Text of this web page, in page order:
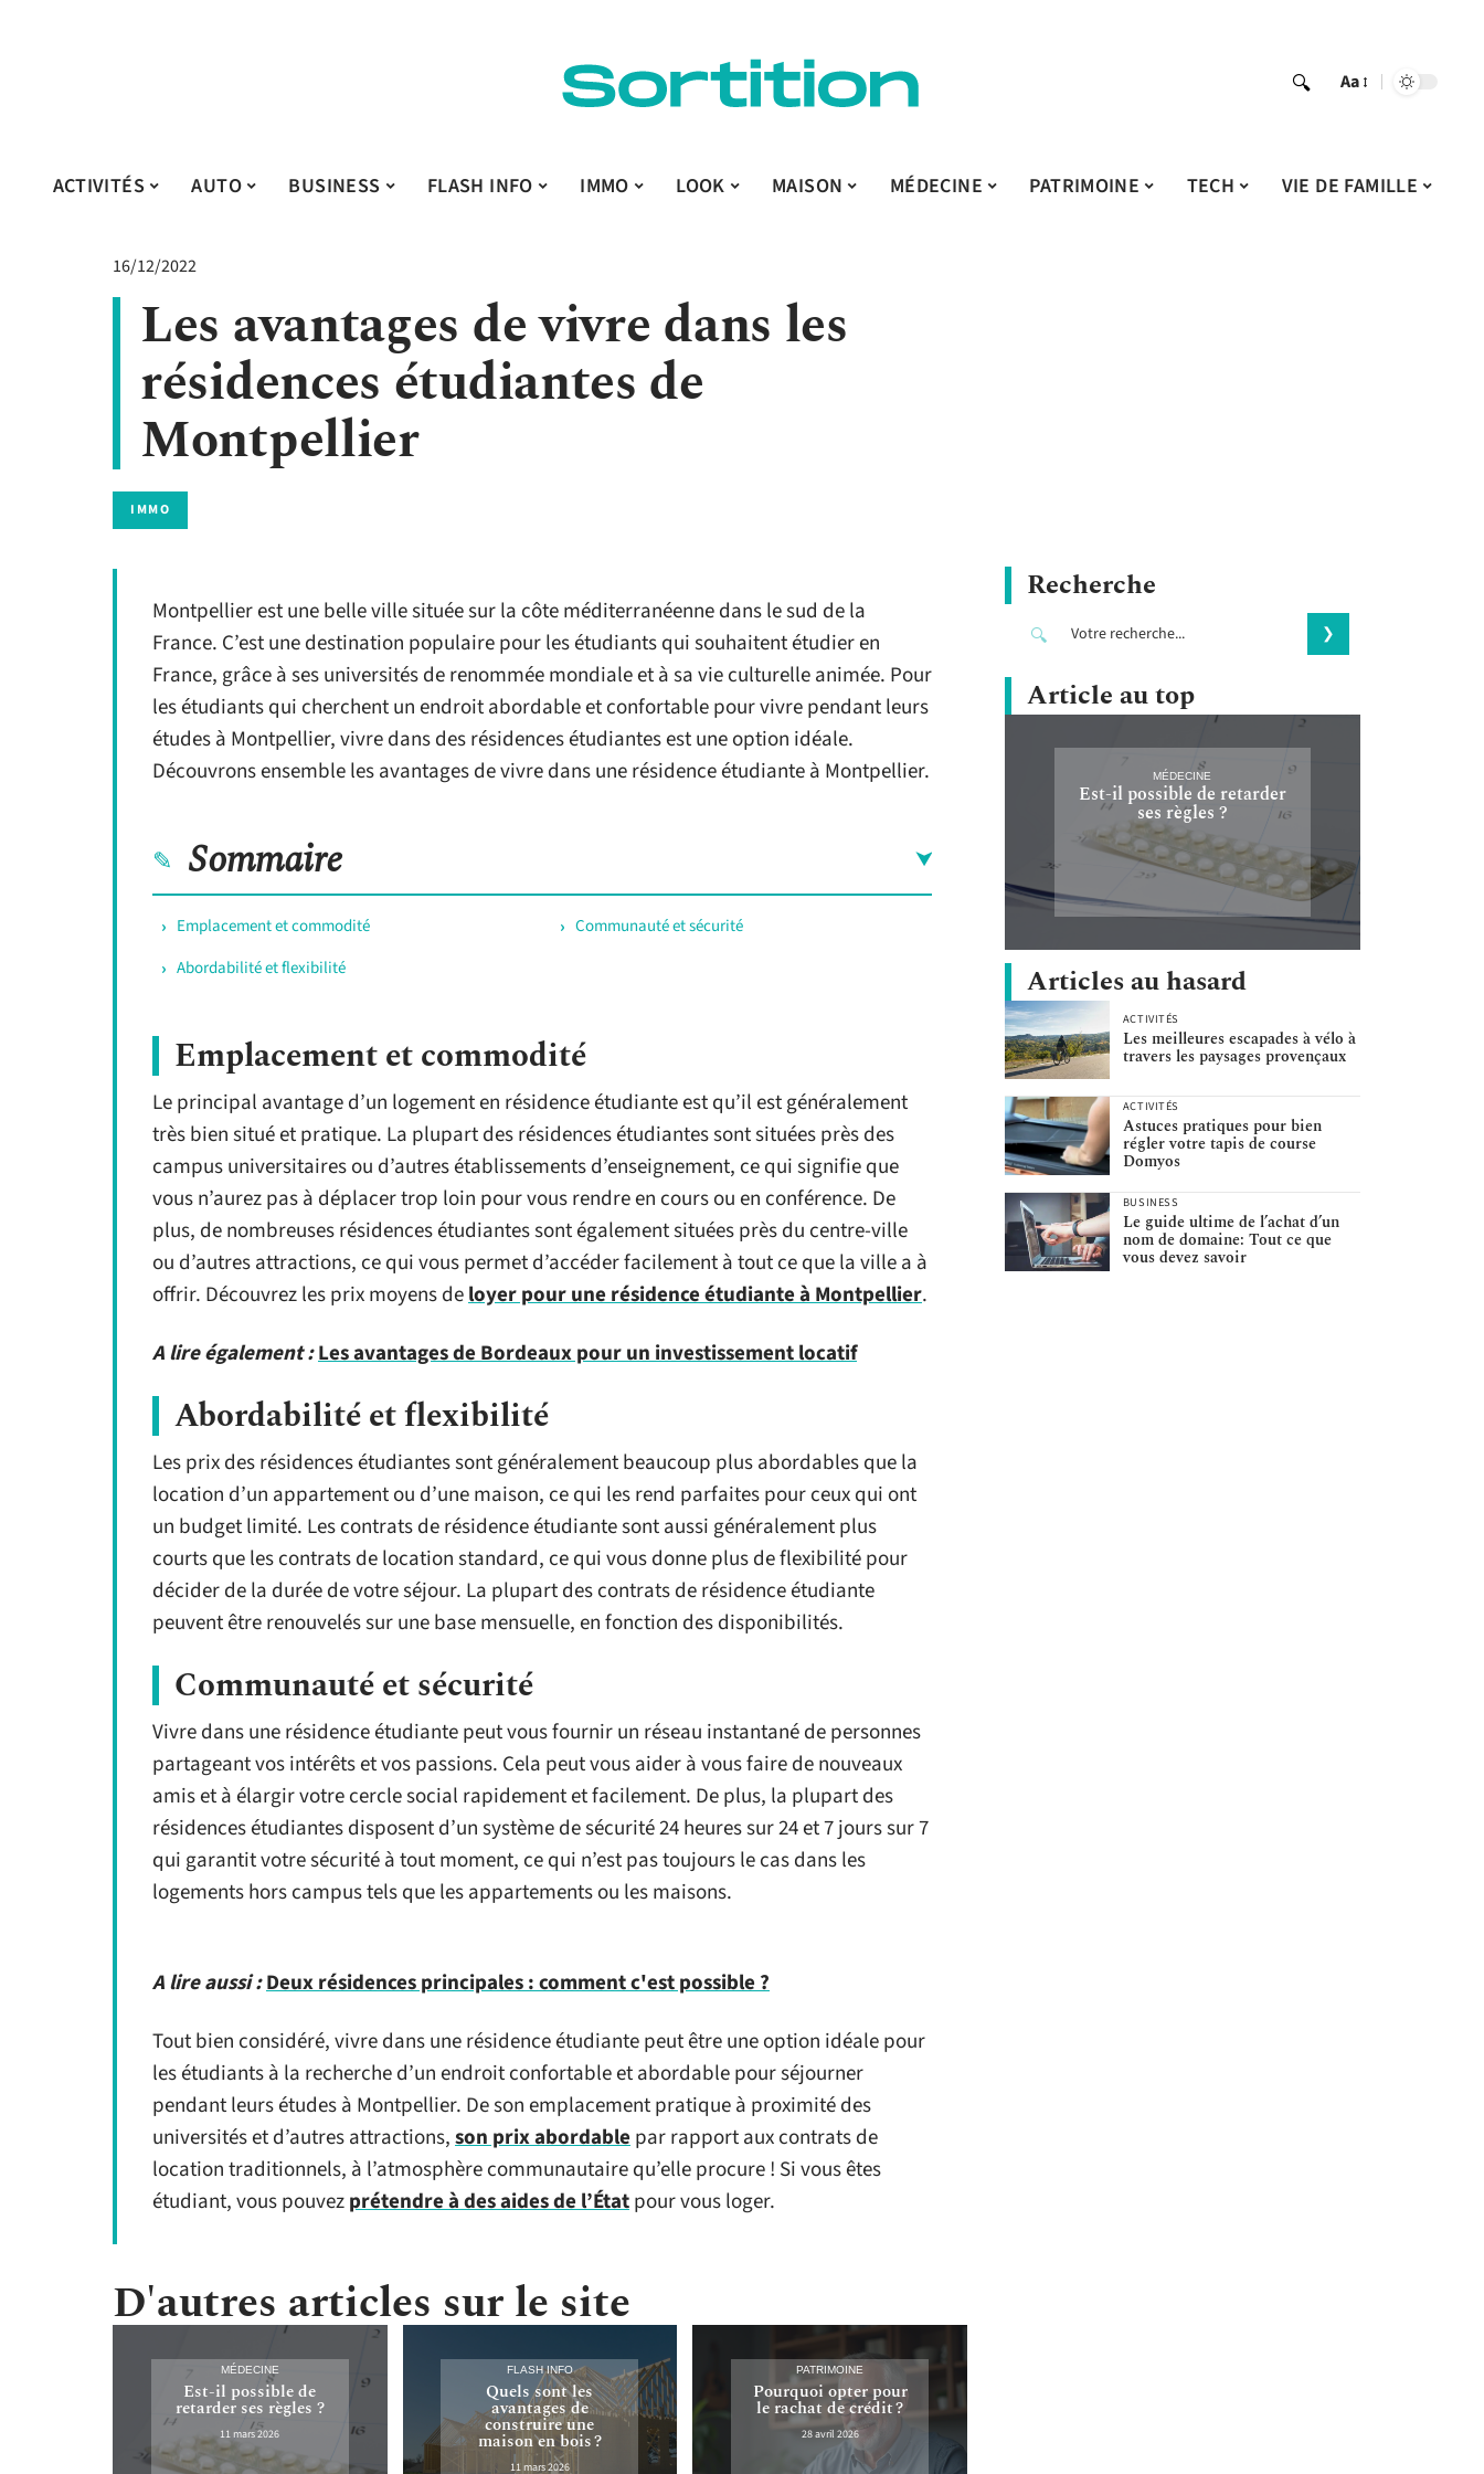
Aa
ACTIVITÉS AUTO BUSINESS FLASH INFO IMMO LOOK MAISON MÉDECINE PATRIMOINE TECH VIE DE FAMILLE
16/12/2022
Les avantages de vivre dans les
résidences étudiantes de
Montpellier
IMMO
Montpellier est une belle ville située sur la côte méditerranéenne dans le sud de la
France. C’est une destination populaire pour les étudiants qui souhaitent étudier en
France, grâce à ses universités de renommée mondiale et à sa vie culturelle animée. Pour
les étudiants qui cherchent un endroit abordable et confortable pour vivre pendant leurs
études à Montpellier, vivre dans des résidences étudiantes est une option idéale.
Découvrons ensemble les avantages de vivre dans une résidence étudiante à Montpellier.
Sommaire
Emplacement et commodité
Abordabilité et flexibilité
Communauté et sécurité
Emplacement et commodité
Le principal avantage d’un logement en résidence étudiante est qu’il est généralement
très bien situé et pratique. La plupart des résidences étudiantes sont situées près des
campus universitaires ou d’autres établissements d’enseignement, ce qui signifie que
vous n’aurez pas à déplacer trop loin pour vous rendre en cours ou en conférence. De
plus, de nombreuses résidences étudiantes sont également situées près du centre-ville
ou d’autres attractions, ce qui vous permet d’accéder facilement à tout ce que la ville a à
offrir. Découvrez les prix moyens deloyer pour une résidence étudiante à Montpellier.
A lire également :Les avantages de Bordeaux pour un investissement locatif
Abordabilité et flexibilité
Les prix des résidences étudiantes sont généralement beaucoup plus abordables que la
location d’un appartement ou d’une maison, ce qui les rend parfaites pour ceux qui ont
un budget limité. Les contrats de résidence étudiante sont aussi généralement plus
courts que les contrats de location standard, ce qui vous donne plus de flexibilité pour
décider de la durée de votre séjour. La plupart des contrats de résidence étudiante
peuvent être renouvelés sur une base mensuelle, en fonction des disponibilités.
Communauté et sécurité
Vivre dans une résidence étudiante peut vous fournir un réseau instantané de personnes
partageant vos intérêts et vos passions. Cela peut vous aider à vous faire de nouveaux
amis et à élargir votre cercle social rapidement et facilement. De plus, la plupart des
résidences étudiantes disposent d’un système de sécurité 24 heures sur 24 et 7 jours sur 7
qui garantit votre sécurité à tout moment, ce qui n’est pas toujours le cas dans les
logements hors campus tels que les appartements ou les maisons.
A lire aussi :Deux résidences principales : comment c'est possible ?
Tout bien considéré, vivre dans une résidence étudiante peut être une option idéale pour
les étudiants à la recherche d’un endroit confortable et abordable pour séjourner
pendant leurs études à Montpellier. De son emplacement pratique à proximité des
universités et d’autres attractions,son prix abordablepar rapport aux contrats de
location traditionnels, à l’atmosphère communautaire qu’elle procure ! Si vous êtes
étudiant, vous pouvezprétendre à des aides de l’Étatpour vous loger.
D'autres articles sur le site
MÉDECINE
Est-il possible de
retarder ses règles ?
11 mars 2026
FLASH INFO
Quels sont les
avantages de
construire une
maison en bois ?
11 mars 2026
PATRIMOINE
Pourquoi opter pour
le rachat de crédit ?
28 avril 2026
Recherche
Article au top
MÉDECINE
Est-il possible de retarder
ses règles ?
Articles au hasard
ACTIVITÉS
Les meilleures escapades à vélo à
travers les paysages provençaux
ACTIVITÉS
Astuces pratiques pour bien
régler votre tapis de course
Domyos
BUSINESS
Le guide ultime de l’achat d’un
nom de domaine: Tout ce que
vous devez savoir